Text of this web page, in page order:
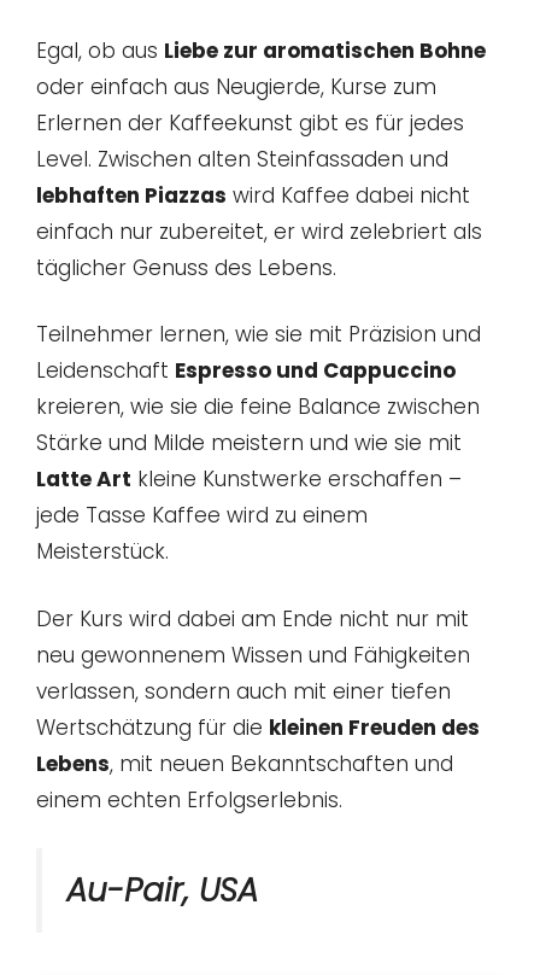
Egal, ob aus Liebe zur aromatischen Bohne
oder einfach aus Neugierde, Kurse zum
Erlernen der Kaffeekunst gibt es für jedes
Level. Zwischen alten Steinfassaden und
lebhaften Piazzas wird Kaffee dabei nicht
einfach nur zubereitet, er wird zelebriert als
täglicher Genuss des Lebens.
Teilnehmer lernen, wie sie mit Präzision und
Leidenschaft Espresso und Cappuccino
kreieren, wie sie die feine Balance zwischen
Stärke und Milde meistern und wie sie mit
Latte Art kleine Kunstwerke erschaffen –
jede Tasse Kaffee wird zu einem
Meisterstück.
Der Kurs wird dabei am Ende nicht nur mit
neu gewonnenem Wissen und Fähigkeiten
verlassen, sondern auch mit einer tiefen
Wertschätzung für die kleinen Freuden des
Lebens, mit neuen Bekanntschaften und
einem echten Erfolgserlebnis.
Au-Pair, USA